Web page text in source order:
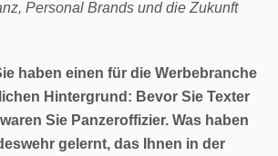
Personal Brands und die Zukunft
haben einen für die Werbebranche
Hintergrund: Bevor Sie Texter
Sie Panzeroffizier. Was haben
gelernt, das Ihnen in der